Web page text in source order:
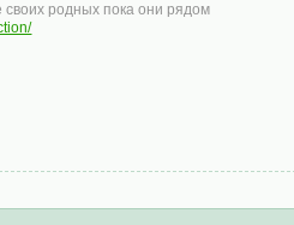
своих родных пока они рядом